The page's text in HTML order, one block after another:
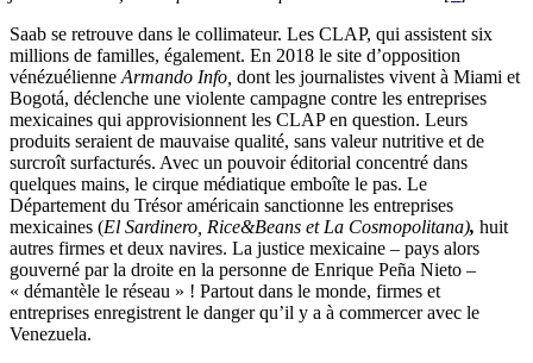
Saab se retrouve dans le collimateur. Les CLAP, qui assistent six
millions de familles, également. En 2018 le site d’opposition
vénézuélienne Armando Info, dont les journalistes vivent à Miami et
Bogotá, déclenche une violente campagne contre les entreprises
mexicaines qui approvisionnent les CLAP en question. Leurs
produits seraient de mauvaise qualité, sans valeur nutritive et de
surcroît surfacturés. Avec un pouvoir éditorial concentré dans
quelques mains, le cirque médiatique emboîte le pas. Le
Département du Trésor américain sanctionne les entreprises
mexicaines (El Sardinero, Rice&Beans et La Cosmopolitana), huit
autres firmes et deux navires. La justice mexicaine – pays alors
gouverné par la droite en la personne de Enrique Peña Nieto –
« démantèle le réseau » ! Partout dans le monde, firmes et
entreprises enregistrent le danger qu’il y a à commercer avec le
Venezuela.